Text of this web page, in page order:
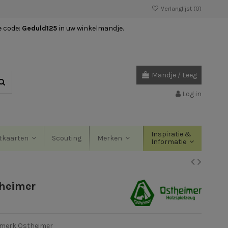
Verlanglijst (0)
code: Geduld125 in uw winkelmandje.
Mandje / Leeg
Log in
Scouting Merken
Inspiratie &
Informatie
Ostheimer